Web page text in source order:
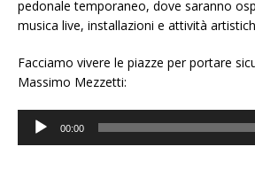
pedonale temporaneo, dove saranno
musica live, installazioni e attività
Facciamo vivere le piazze per portare
Massimo Mezzetti:
Audio
Player
00:00